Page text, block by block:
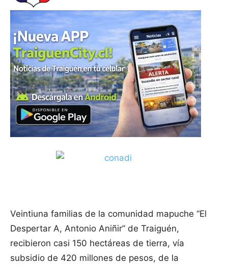
Veintiuna familias de la comunidad mapuche “El
Despertar A, Antonio Aniñir” de Traiguén,
recibieron casi 150 hectáreas de tierra, vía
subsidio de 420 millones de pesos, de la